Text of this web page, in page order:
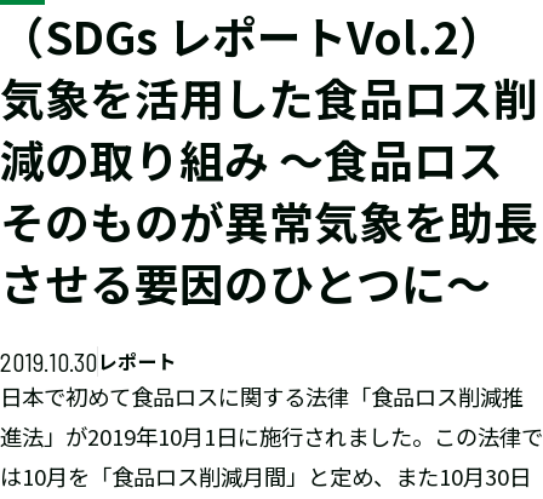
（SDGs レポートVol.2）
気象を活用した食品ロス削
減の取り組み 〜食品ロス
そのものが異常気象を助長
させる要因のひとつに～
2019.10.30レポート
日本で初めて食品ロスに関する法律「食品ロス削減推
進法」が2019年10月1日に施行されました。この法律で
は10月を「食品ロス削減月間」と定め、また10月30日